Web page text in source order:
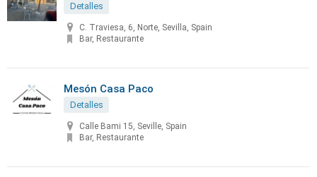
Detalles
C. Traviesa, 6, Norte, Sevilla, Spain
Bar, Restaurante
Mesón Casa Paco
Detalles
Calle Bami 15, Seville, Spain
Bar, Restaurante